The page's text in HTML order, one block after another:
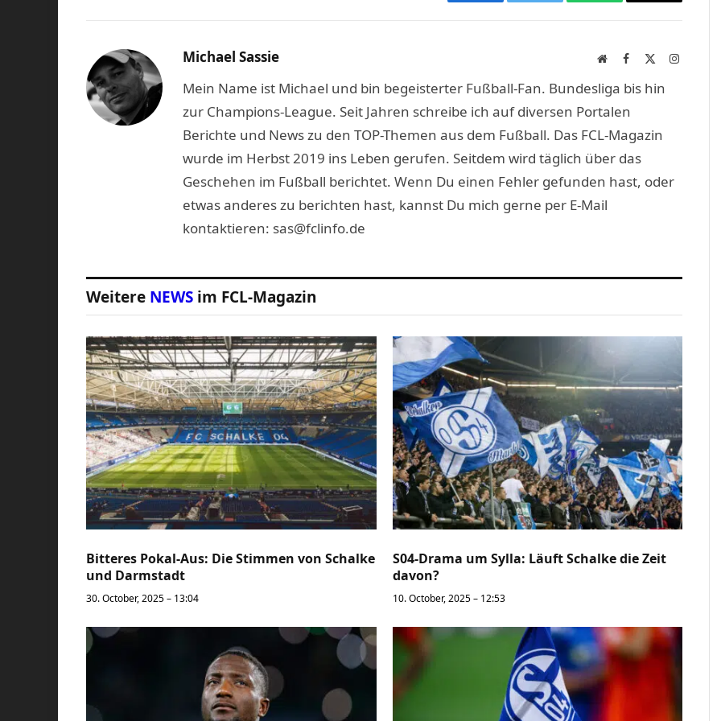
Michael Sassie WebsiteFacebook
Mein Name ist Michael und bin begeisterter Fußball-Fan. Bundesliga bis hin
zur Champions-League. Seit Jahren schreibe ich auf diversen Portalen
Berichte und News zu den TOP-Themen aus dem Fußball. Das FCL-Magazin
wurde im Herbst 2019 ins Leben gerufen. Seitdem wird täglich über das
Geschehen im Fußball berichtet. Wenn Du einen Fehler gefunden hast, oder
etwas anderes zu berichten hast, kannst Du mich gerne per E-Mail
kontaktieren: sas@fclinfo.de
Weitere NEWS im FCL-Magazin
Bitteres Pokal-Aus: Die Stimmen von Schalke
und Darmstadt
30. October, 2025 – 13:04
S04-Drama um Sylla: Läuft Schalke die Zeit
davon?
10. October, 2025 – 12:53